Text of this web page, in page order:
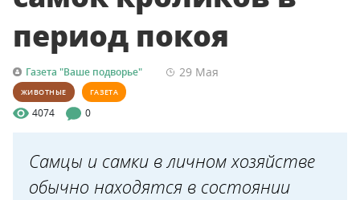
период покоя
Газета "Ваше подворье" 29 Мая
ЖИВОТНЫЕ ГАЗЕТА
4074 0
Самцы и самки в личном хозяйстве
обычно находятся в состоянии